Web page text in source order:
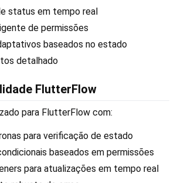
status em tempo real
de permissões
baseados no estado
detalhado
FlutterFlow
para FlutterFlow com:
para verificação de estado
baseados em permissões
para atualizações em tempo real